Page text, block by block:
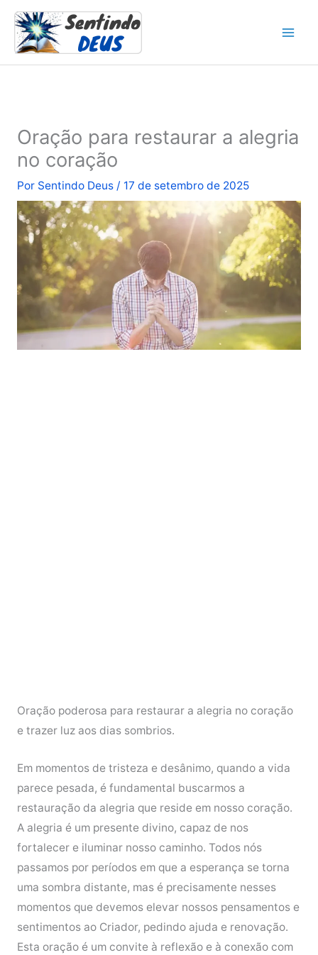
para
conteúdo
Oração para restaurar a alegria
no coração
Por Sentindo Deus / 17 de setembro de 2025
Oração poderosa para restaurar a alegria no coração
e trazer luz aos dias sombrios.
Em momentos de tristeza e desânimo, quando a vida
parece pesada, é fundamental buscarmos a
restauração da alegria que reside em nosso coração.
A alegria é um presente divino, capaz de nos
fortalecer e iluminar nosso caminho. Todos nós
passamos por períodos em que a esperança se torna
uma sombra distante, mas é precisamente nesses
momentos que devemos elevar nossos pensamentos e
sentimentos ao Criador, pedindo ajuda e renovação.
Esta oração é um convite à reflexão e à conexão com